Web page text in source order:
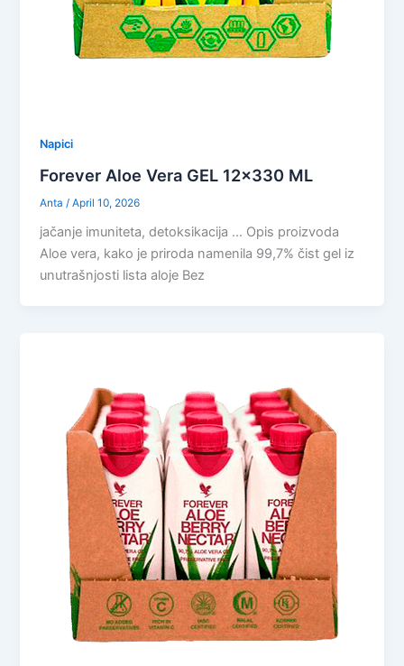
Napici
Forever Aloe Vera GEL 12×330 ML
Anta /April 10, 2026
jačanje imuniteta, detoksikacija … Opis proizvoda
Aloe vera, kako je priroda namenila 99,7% čist gel iz
unutrašnjosti lista aloje Bez